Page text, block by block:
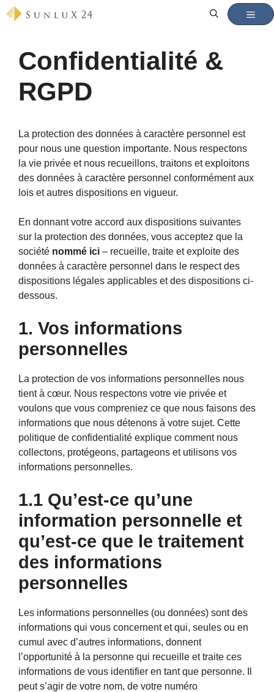
Aller
au
Confidentialité &
RGPD
La protection des données à caractère personnel est
pour nous une question importante. Nous respectons
la vie privée et nous recueillons, traitons et exploitons
des données à caractère personnel conformément aux
lois et autres dispositions en vigueur.
En donnant votre accord aux dispositions suivantes
sur la protection des données, vous acceptez que la
société nommé ici – recueille, traite et exploite des
données à caractère personnel dans le respect des
dispositions légales applicables et des dispositions ci-
dessous.
1. Vos informations
personnelles
La protection de vos informations personnelles nous
tient à cœur. Nous respectons votre vie privée et
voulons que vous compreniez ce que nous faisons des
informations que nous détenons à votre sujet. Cette
politique de confidentialité explique comment nous
collectons, protégeons, partageons et utilisons vos
informations personnelles.
1.1 Qu’est-ce qu’une
information personnelle et
qu’est-ce que le traitement
des informations
personnelles
Les informations personnelles (ou données) sont des
informations qui vous concernent et qui, seules ou en
cumul avec d’autres informations, donnent
l’opportunité à la personne qui recueille et traite ces
informations de vous identifier en tant que personne. Il
peut s’agir de votre nom, de votre numéro